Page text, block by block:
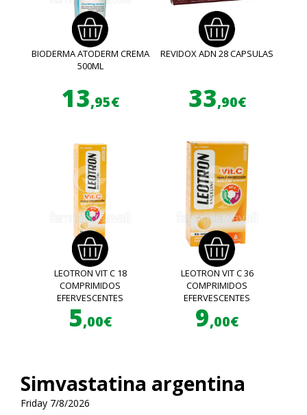
BIODERMA ATODERM CREMA
500ML
13,95€
REVIDOX ADN 28 CAPSULAS
33,90€
LEOTRON VIT C 18
COMPRIMIDOS
EFERVESCENTES
5,00€
LEOTRON VIT C 36
COMPRIMIDOS
EFERVESCENTES
9,00€
Simvastatina argentina
Friday 7/8/2026